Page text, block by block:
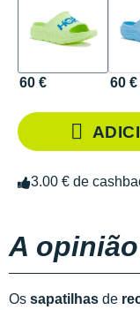
60 € 60 €
3.00 € de
A
Os sapatilhas de